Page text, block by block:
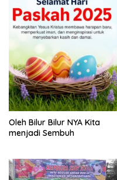
Oleh Bilur Bilur NYA Kita
menjadi Sembuh